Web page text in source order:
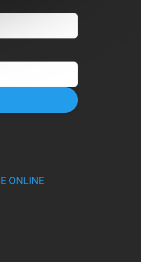
ONLINE